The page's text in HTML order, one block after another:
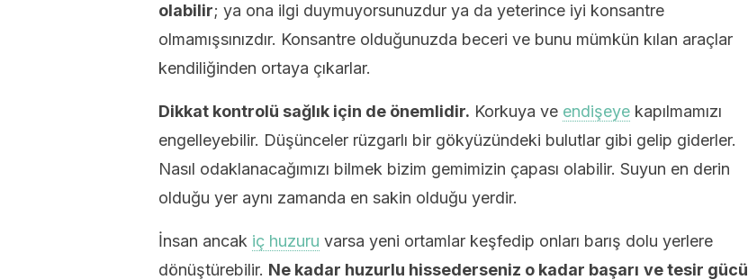
olabilir; ya ona ilgi duymuyorsunuzdur ya da yeterince iyi konsantre
olmamışsınızdır. Konsantre olduğunuzda beceri ve bunu mümkün kılan araçlar
kendiliğinden ortaya çıkarlar.
Dikkat kontrolü sağlık için de önemlidir. Korkuya ve endişeye kapılmamızı
engelleyebilir. Düşünceler rüzgarlı bir gökyüzündeki bulutlar gibi gelip giderler.
Nasıl odaklanacağımızı bilmek bizim gemimizin çapası olabilir. Suyun en derin
olduğu yer aynı zamanda en sakin olduğu yerdir.
İnsan ancak iç huzuru varsa yeni ortamlar keşfedip onları barış dolu yerlere
dönüştürebilir. Ne kadar huzurlu hissederseniz o kadar başarı ve tesir gücü